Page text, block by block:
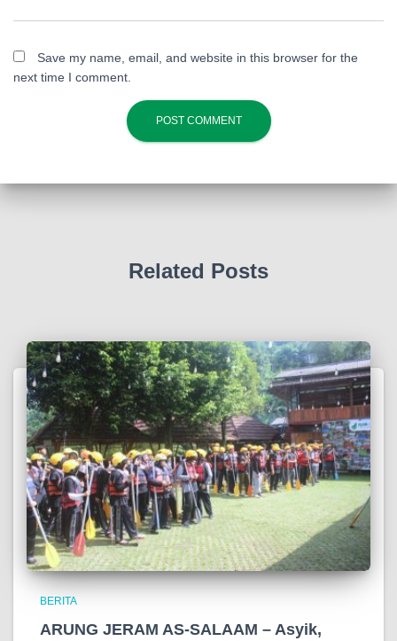
Save my name, email, and website in this browser for the
next time I comment.
Related Posts
BERITA
ARUNG JERAM AS-SALAAM – Asyik,